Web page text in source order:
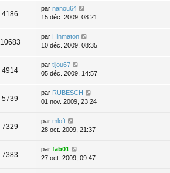
4186
par nanou64
15 déc. 2009, 08:21
10683
par Hinmaton
10 déc. 2009, 08:35
4914
par tijou67
05 déc. 2009, 14:57
5739
par RUBESCH
01 nov. 2009, 23:24
7329
par mloft
28 oct. 2009, 21:37
7383
par fab01
27 oct. 2009, 09:47